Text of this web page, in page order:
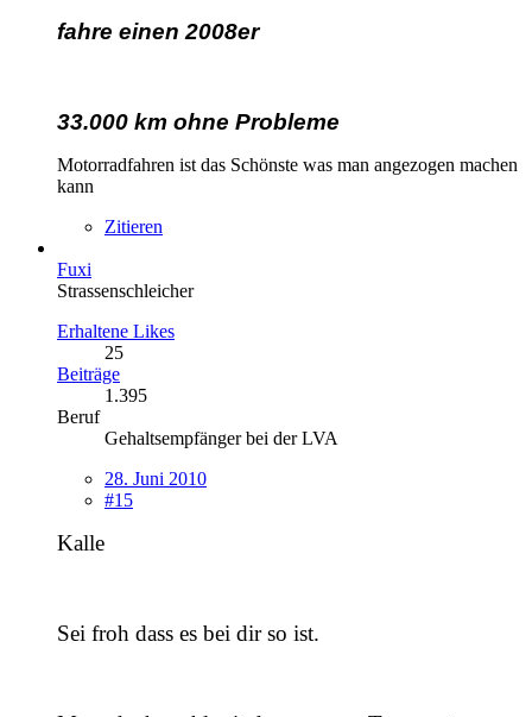
fahre einen 2008er
33.000 km ohne Probleme
Motorradfahren ist das Schönste was man angezogen machen
kann
Zitieren
Fuxi
Strassenschleicher
Erhaltene Likes
25
Beiträge
1.395
Beruf
Gehaltsempfänger bei der LVA
28. Juni 2010
#15
Kalle
Sei froh dass es bei dir so ist.